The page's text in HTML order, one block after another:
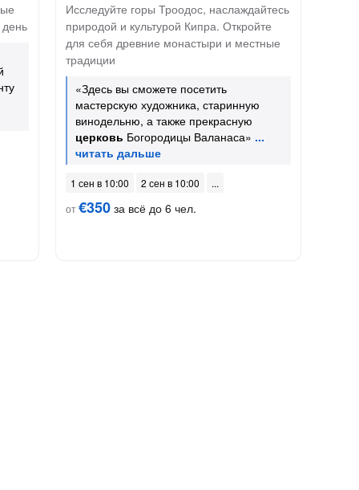
Исследуйте горы Троодос, наслаждайтесь
природой и культурой Кипра. Откройте
для себя древние монастыри и местные
традиции
«Здесь вы сможете посетить
мастерскую художника, старинную
винодельню, а также прекрасную
церковь Богородицы Валанаса»
1 сен в 10:00
2 сен в 10:00
от€350 за всё до 6 чел.